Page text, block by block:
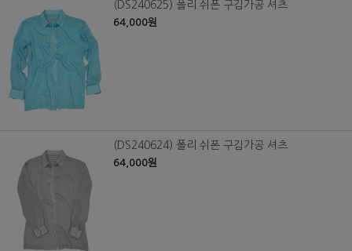
(DS240625) 폴리 쉬폰 구김가공 셔츠
64,000원
(DS240624) 폴리 쉬폰 구김가공 셔츠
64,000원